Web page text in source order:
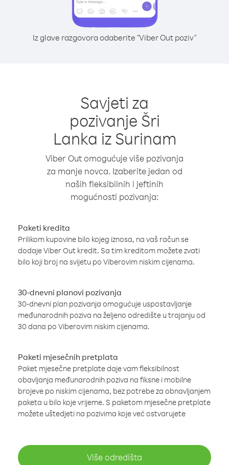
Iz glave razgovora odaberite "Viber Out poziv"
Savjeti za
pozivanje Šri
Lanka iz Surinam
Viber Out omogućuje više pozivanja
za manje novca. Izaberite jedan od
naših fleksibilnih i jeftinih
mogućnosti pozivanja:
Paketi kredita
Prilikom kupovine bilo kojeg iznosa, na vaš račun se
dodaje Viber Out kredit. Sa tim kreditom možete zvati
bilo koji broj na svijetu po Viberovim niskim cijenama.
30-dnevni planovi pozivanja
30-dnevni plan pozivanja omogućuje uspostavljanje
međunarodnih poziva na željeno odredište u trajanju od
30 dana po Viberovim niskim cijenama.
Paketi mjesečnih pretplata
Paket mjesečne pretplate daje vam fleksibilnost
obavljanja međunarodnih poziva na fiksne i mobilne
brojeve po niskim cijenama, bez potrebe za obnavljanjem
paketa u bilo koje vrijeme. S paketom mjesečne pretplate
možete uštedjeti na pozivima koje već ostvarujete
Više odredišta